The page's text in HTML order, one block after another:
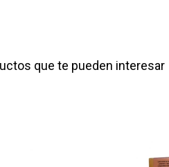
que te pueden interesar